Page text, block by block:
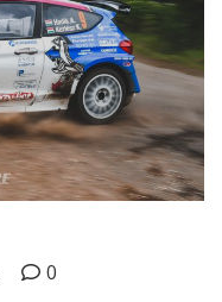
0